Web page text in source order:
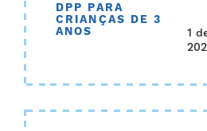
DPP PARA
CRIANÇAS DE 3
ANOS
1